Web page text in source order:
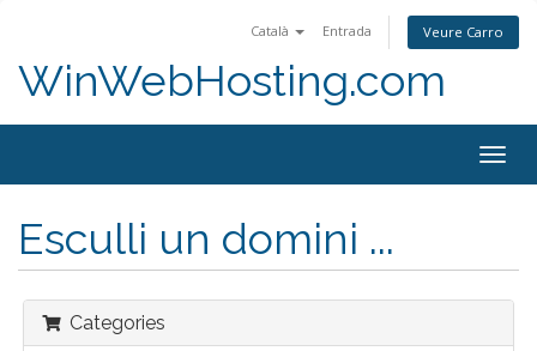
Català Entrada Veure Carro
WinWebHosting.com
Esculli un domini ...
Categories